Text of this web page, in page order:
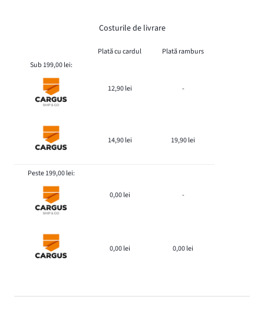
Costurile de livrare
Plată cu cardul
Plată ramburs
Sub 199,00 lei:
12,90 lei -
14,90 lei 19,90 lei
Peste 199,00 lei:
0,00 lei -
0,00 lei 0,00 lei